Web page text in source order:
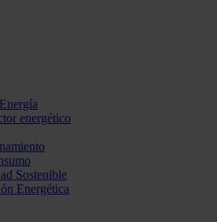
energético
Sostenible
Energética